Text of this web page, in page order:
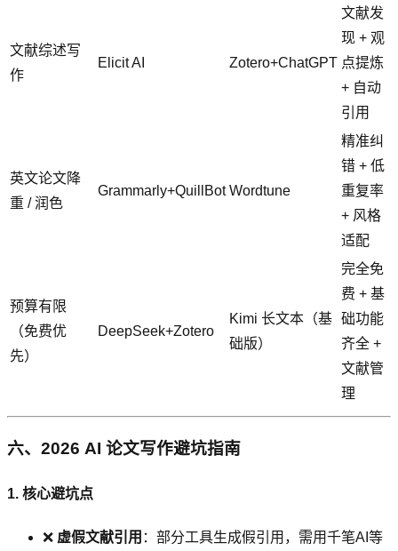
文献综述写
作
Elicit AI Zotero+ChatGPT
文献发
现 + 观
点提炼
+ 自动
引用
英文论文降
重 / 润色
Grammarly+QuillBot Wordtune
精准纠
错 + 低
重复率
+ 风格
适配
预算有限
（免费优
先）
DeepSeek+Zotero
Kimi 长文本（基
础版）
完全免
费 + 基
础功能
齐全 +
文献管
理
六、2026 AI 论文写作避坑指南
1. 核心避坑点
❌ 虚假文献引用 ：部分工具生成假引用，需用千笔AI等